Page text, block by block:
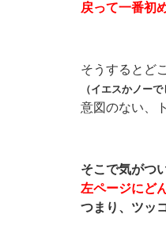
戻って一番初
そうするとど
（イエスかノー
意図のない、
そこで気がつ
左ページにど
つまり、ツッ